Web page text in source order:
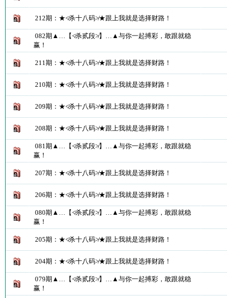
212期：★≮杀十八码≯★跟上我就是选择财路！
082期▲…【≮杀贰段≯】…▲与你一起搏彩，敢跟就稳
赢！
211期：★≮杀十八码≯★跟上我就是选择财路！
210期：★≮杀十八码≯★跟上我就是选择财路！
209期：★≮杀十八码≯★跟上我就是选择财路！
208期：★≮杀十八码≯★跟上我就是选择财路！
081期▲…【≮杀贰段≯】…▲与你一起搏彩，敢跟就稳
赢！
207期：★≮杀十八码≯★跟上我就是选择财路！
206期：★≮杀十八码≯★跟上我就是选择财路！
080期▲…【≮杀贰段≯】…▲与你一起搏彩，敢跟就稳
赢！
205期：★≮杀十八码≯★跟上我就是选择财路！
204期：★≮杀十八码≯★跟上我就是选择财路！
079期▲…【≮杀贰段≯】…▲与你一起搏彩，敢跟就稳
赢！